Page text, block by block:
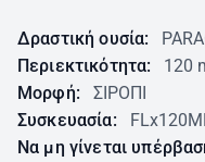
Δραστική ουσία:
Περιεκτικότητα:
120
Μορφή:
ΣΙΡΟΠΙ
Συσκευασία:
Να μη γίνεται